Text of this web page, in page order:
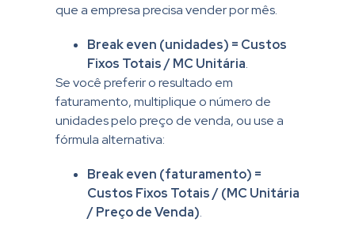
que a empresa precisa vender por mês.
Break even (unidades) = Custos
Fixos Totais / MC Unitária.
Se você preferir o resultado em
faturamento, multiplique o número de
unidades pelo preço de venda, ou use a
fórmula alternativa:
Break even (faturamento) =
Custos Fixos Totais / (MC Unitária
/ Preço de Venda).